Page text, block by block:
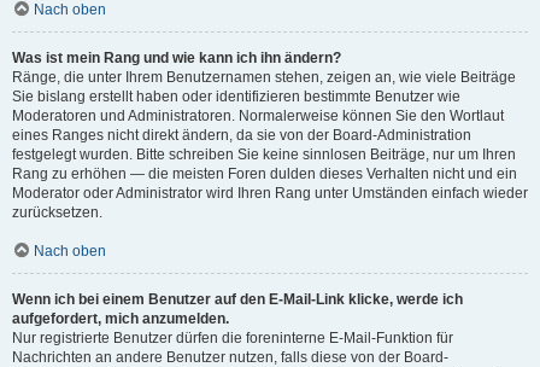
Nach oben
Was ist mein Rang und wie kann ich ihn ändern?
Ränge, die unter Ihrem Benutzernamen stehen, zeigen an, wie viele Beiträge
Sie bislang erstellt haben oder identifizieren bestimmte Benutzer wie
Moderatoren und Administratoren. Normalerweise können Sie den Wortlaut
eines Ranges nicht direkt ändern, da sie von der Board-Administration
festgelegt wurden. Bitte schreiben Sie keine sinnlosen Beiträge, nur um Ihren
Rang zu erhöhen — die meisten Foren dulden dieses Verhalten nicht und ein
Moderator oder Administrator wird Ihren Rang unter Umständen einfach wieder
zurücksetzen.
Nach oben
Wenn ich bei einem Benutzer auf den E-Mail-Link klicke, werde ich
aufgefordert, mich anzumelden.
Nur registrierte Benutzer dürfen die foreninterne E-Mail-Funktion für
Nachrichten an andere Benutzer nutzen, falls diese von der Board-